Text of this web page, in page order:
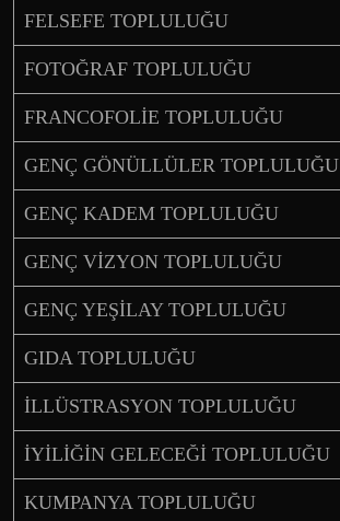
FELSEFE TOPLULUĞU
FOTOĞRAF TOPLULUĞU
FRANCOFOLİE TOPLULUĞU
GENÇ GÖNÜLLÜLER TOPLULUĞU
GENÇ KADEM TOPLULUĞU
GENÇ VİZYON TOPLULUĞU
GENÇ YEŞİLAY TOPLULUĞU
GIDA TOPLULUĞU
İLLÜSTRASYON TOPLULUĞU
İYİLİĞİN GELECEĞİ TOPLULUĞU
KUMPANYA TOPLULUĞU